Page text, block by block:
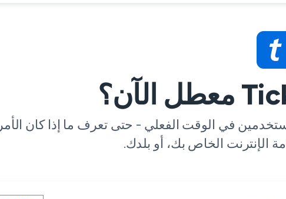
المستخدمين في الوقت الفعلي - حتى تعرف ما إذا كان